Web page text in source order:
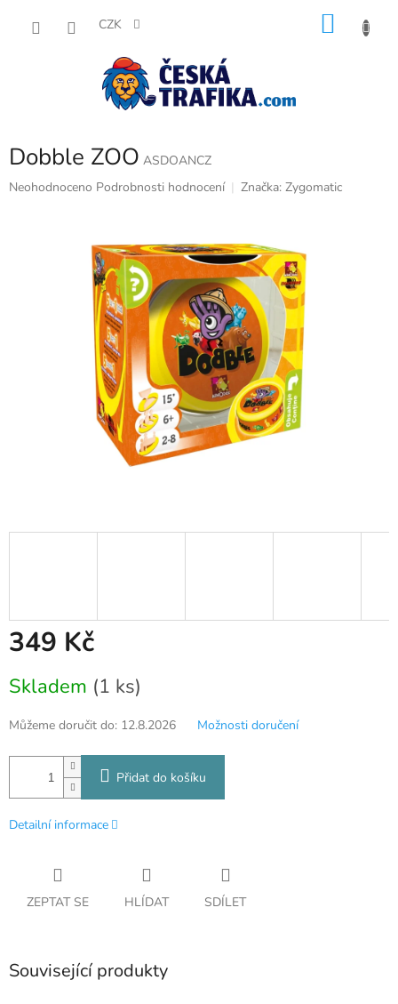
CZK
Dobble ZOO ASDOANCZ
Průměrné
Neohodnoceno Podrobnosti hodnocení Značka: Zygomatic
349 Kč
cena:
Skladem (1 ks)
Můžeme doručit do: 12.8.2026 Možnosti doručení
Přidat do košíku
Detailní informace
ZEPTAT SE HLÍDAT SDÍLET
Související produkty